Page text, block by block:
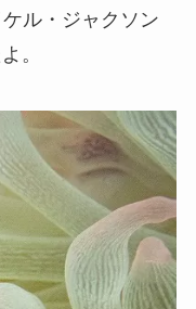
ル・ジャクソン
。